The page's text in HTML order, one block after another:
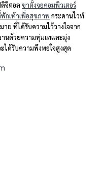
ดิจิตอล ขาตั้งจอคอมพิวเตอร์
กเท้าเพื่อสุขภาพ กระดานไวท์
ย ที่ได้รับความไว้วางใจจาก
นด้วยความทุ่มเทและมุ่ง
ได้รับความพึงพอใจสูงสุด